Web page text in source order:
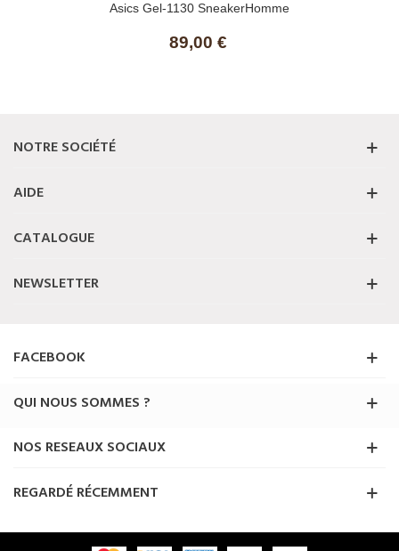
Asics Gel-1130 SneakerHomme
89,00 €
NOTRE SOCIÉTÉ
AIDE
CATALOGUE
NEWSLETTER
FACEBOOK
QUI NOUS SOMMES ?
NOS RESEAUX SOCIAUX
REGARDÉ RÉCEMMENT